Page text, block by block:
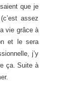
que je
assez
vie grâce à
et le sera
j’y
ça. Suite à